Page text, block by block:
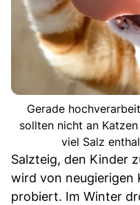
Gerade
sollten nicht an
viel Salz
Salzteig, den Kinder
wird von neugierigen
probiert. Im Winter